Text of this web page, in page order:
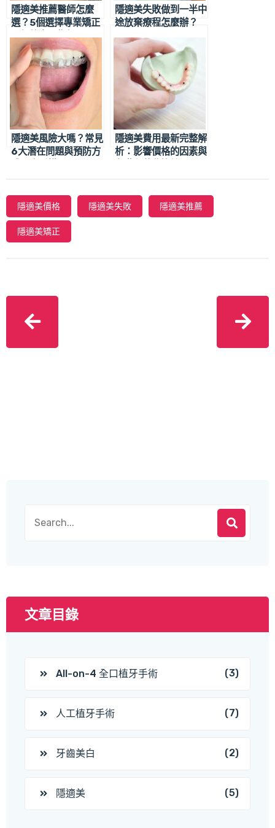
隱適美推薦醫師怎麼
選？5個選擇專業矯正
醫師的實用指標
隱適美失敗做到一半中
途放棄療程怎麼辦？
隱適美風險大嗎？常見
6大潛在問題與預防方
隱適美費用最新完整解
析：影響價格的因素與
隱適美價格 隱適美失敗 隱適美推薦
隱適美矯正
文章目錄
All-on-4 全口植牙手術 (3)
人工植牙手術 (7)
牙齒美白 (2)
隱適美 (5)